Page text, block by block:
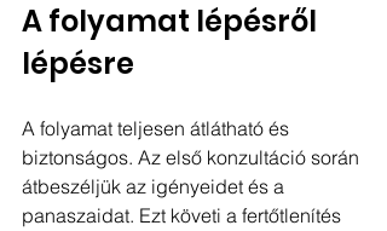
A folyamat lépésről
lépésre
A folyamat teljesen átlátható és
biztonságos. Az első konzultáció során
átbeszéljük az igényeidet és a
panaszaidat. Ezt követi a fertőtlenítés